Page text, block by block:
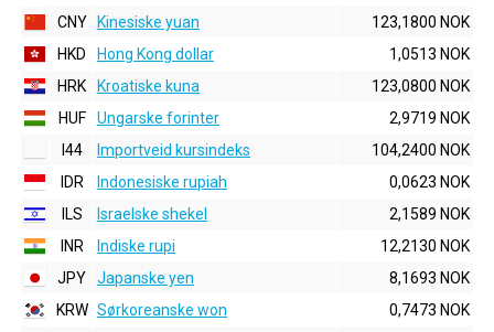
CNY
Kinesiske yuan
123,1800 NOK
HKD
Hong Kong dollar
1,0513 NOK
HRK
Kroatiske kuna
123,0800 NOK
HUF
Ungarske forinter
2,9719 NOK
I44
Importveid kursindeks
104,2400 NOK
IDR
Indonesiske rupiah
0,0623 NOK
ILS
Israelske shekel
2,1589 NOK
INR
Indiske rupi
12,2130 NOK
JPY
Japanske yen
8,1693 NOK
KRW Sørkoreanske won
0,7473 NOK